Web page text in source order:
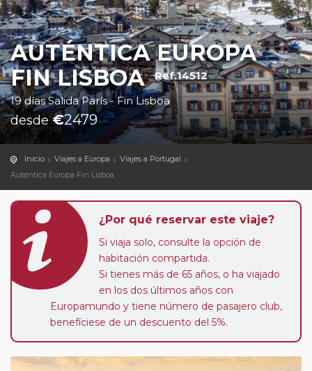
AUTÉNTICA EUROPA
FIN LISBOA Ref.14512
19 días Salida París - Fin Lisboa
desde€2479
Inicio Viajes a Europa
Viajes a Portugal
Auténtica Europa Fin Lisboa
¿Por qué reservar este viaje?
Si viaja solo, consulte la opción de
habitación compartida.
Si tienes más de 65 años, o ha viajado
en los dos últimos años con
Europamundo y tiene número de pasajero club,
benefíciese de un descuento del 5%.